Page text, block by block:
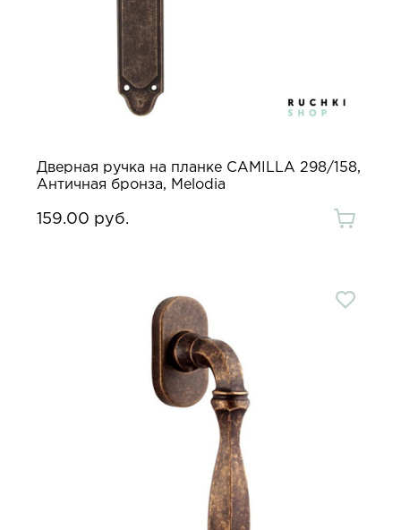
Дверная ручка на планке CAMILLA 298/158,
Античная бронза, Melodia
159.00 руб.